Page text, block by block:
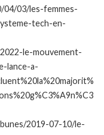
03/les-femmes-
tech-en-
le-mouvement-
lance-a-
2019-07-10/le-